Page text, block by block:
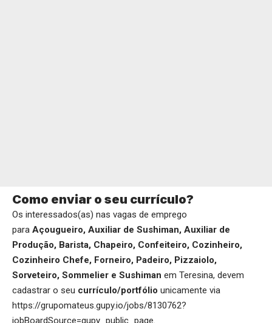
Como enviar o seu currículo?
Os interessados(as) nas vagas de emprego
para Açougueiro, Auxiliar de Sushiman, Auxiliar de
Produção, Barista, Chapeiro, Confeiteiro, Cozinheiro,
Cozinheiro Chefe, Forneiro, Padeiro, Pizzaiolo,
Sorveteiro, Sommelier e Sushiman em Teresina, devem
cadastrar o seu currículo/portfólio unicamente via
https://grupomateus.gupy.io/jobs/8130762?
jobBoardSource=gupy_public_page